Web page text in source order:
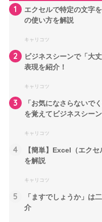
1
エクセルで特定の文字
の使い方を解説
キャリコツ
2
ビジネスシーンで「大
表現を紹介！
キャリコツ
3
「お気になさらないで
を覚えてビジネスシー
キャリコツ
4
【簡単】Excel（エク
を解説
キャリコツ
5
「ますでしょうか」は
介